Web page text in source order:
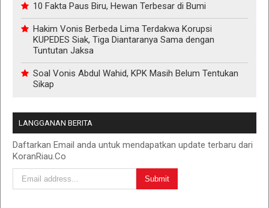
10 Fakta Paus Biru, Hewan Terbesar di Bumi
Hakim Vonis Berbeda Lima Terdakwa Korupsi
KUPEDES Siak, Tiga Diantaranya Sama dengan
Tuntutan Jaksa
Soal Vonis Abdul Wahid, KPK Masih Belum Tentukan
Sikap
LANGGANAN BERITA
Daftarkan Email anda untuk mendapatkan update terbaru dari
KoranRiau.Co